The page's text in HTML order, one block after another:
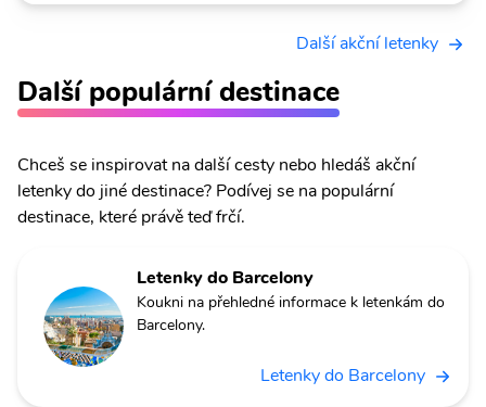
Další akční letenky
Další populární destinace
Chceš se inspirovat na další cesty nebo hledáš akční
letenky do jiné destinace? Podívej se na populární
destinace, které právě teď frčí.
Letenky do Barcelony
Koukni na přehledné informace k letenkám do
Barcelony.
Letenky do Barcelony